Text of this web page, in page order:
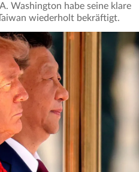
Washington habe seine klare
wiederholt bekräftigt.